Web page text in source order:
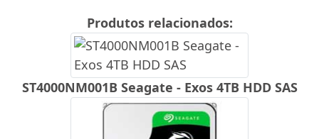
Produtos relacionados:
ST4000NM001B Seagate - Exos 4TB HDD SAS